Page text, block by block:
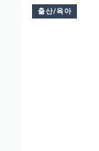
출산/육아